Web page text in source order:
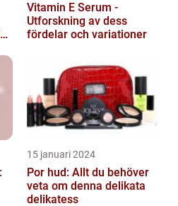
Vitamin E Serum -
Utforskning av dess
fördelar och variationer
15 januari 2024
Por hud: Allt du behöver
veta om denna delikata
delikatess